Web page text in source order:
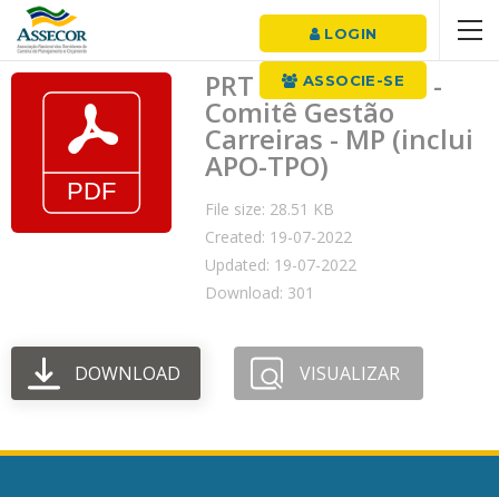
LOGIN
ASSOCIE-SE
PRT MP 135/2016 -
Comitê Gestão
Carreiras - MP (inclui
APO-TPO)
File size: 28.51 KB
Created: 19-07-2022
Updated: 19-07-2022
Download: 301
DOWNLOAD VISUALIZAR